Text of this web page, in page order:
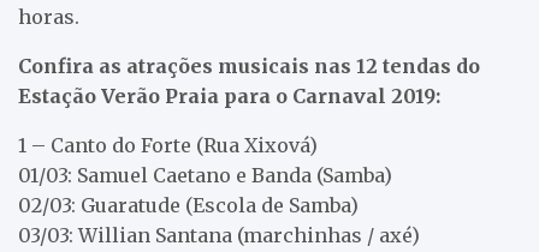
horas.
Confira as atrações musicais nas 12 tendas do
Estação Verão Praia para o Carnaval 2019:
1 – Canto do Forte (Rua Xixová)
01/03: Samuel Caetano e Banda (Samba)
02/03: Guaratude (Escola de Samba)
03/03: Willian Santana (marchinhas / axé)